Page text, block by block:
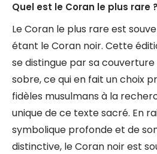
Quel est le Coran le plus rare ?
Le Coran le plus rare est
étant le Coran noir. Cette
se distingue par sa
sobre, ce qui en fait un choix
fidèles musulmans à la
unique de ce texte sacré. En
symbolique profonde et de
distinctive, le Coran noir est